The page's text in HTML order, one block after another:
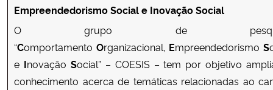
Empreendedorismo Social e Inovação Social
O grupo de
“Comportamento Organizacional, EmpreendedorismoS
e Inovação Social” – COESIS – tem por objetivo
conhecimento acerca de temáticas relacionadas ao